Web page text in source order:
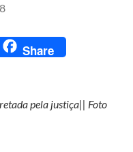
Share
pela justiça|| Foto